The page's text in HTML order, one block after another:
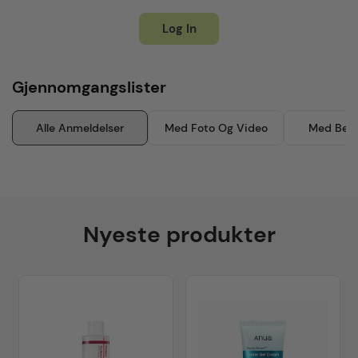
Log In
Gjennomgangslister
Alle Anmeldelser Med Foto Og Video Med
Nyeste produkter